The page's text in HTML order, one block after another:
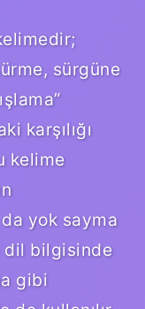
sürgüne
karşılığı
yok sayma
dil bilgisinde
gibi